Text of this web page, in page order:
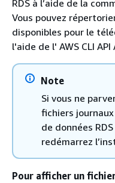
RDS à l’aide de la
Vous pouvez
disponibles pour le
l'aide de l' AWS CLI API
Note
Si vous ne
fichiers
de données
redémarrez
Pour afficher un